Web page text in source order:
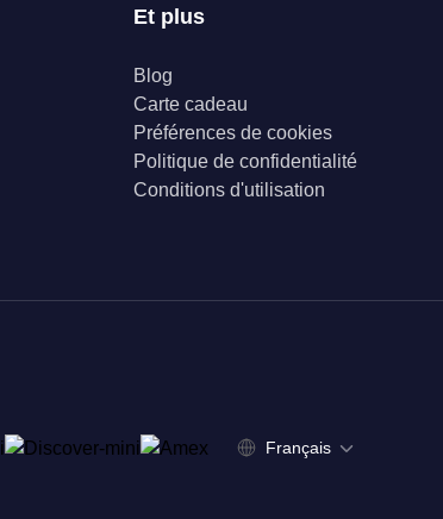
Et plus
Blog
Carte cadeau
Préférences de cookies
Politique de confidentialité
Conditions d'utilisation
Français